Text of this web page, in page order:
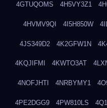
4GTUQOMS 4H5VY3Z1
4HVMV9QI 4I5H850W
4JS349D2 4K2GFW1N
4KQJIFMI 4KWTO3AT
4NOFJHTI 4NRBYMY1
4PE2DGG9 4PW810LS